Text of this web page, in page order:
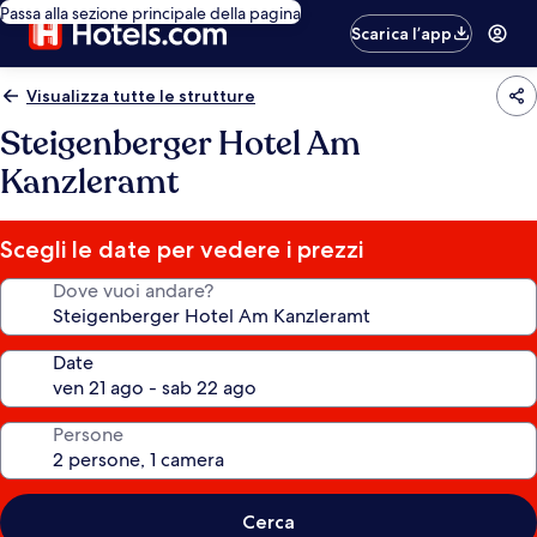
Passa alla sezione principale della pagina
Scarica l’app
Visualizza tutte le strutture
Steigenberger Hotel Am
Kanzleramt
Scegli le date per vedere i prezzi
Dove vuoi andare?
Date
Persone
Cerca